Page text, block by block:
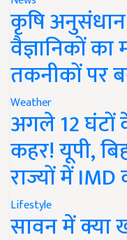
कृषि
वैज्ञानिकों
तकनीकों पर
Weather
अगले 12 घंटों
कहर! यूपी,
राज्यों में
Lifestyle
सावन में क्या